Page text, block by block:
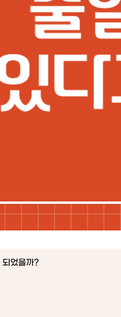
되었을까?